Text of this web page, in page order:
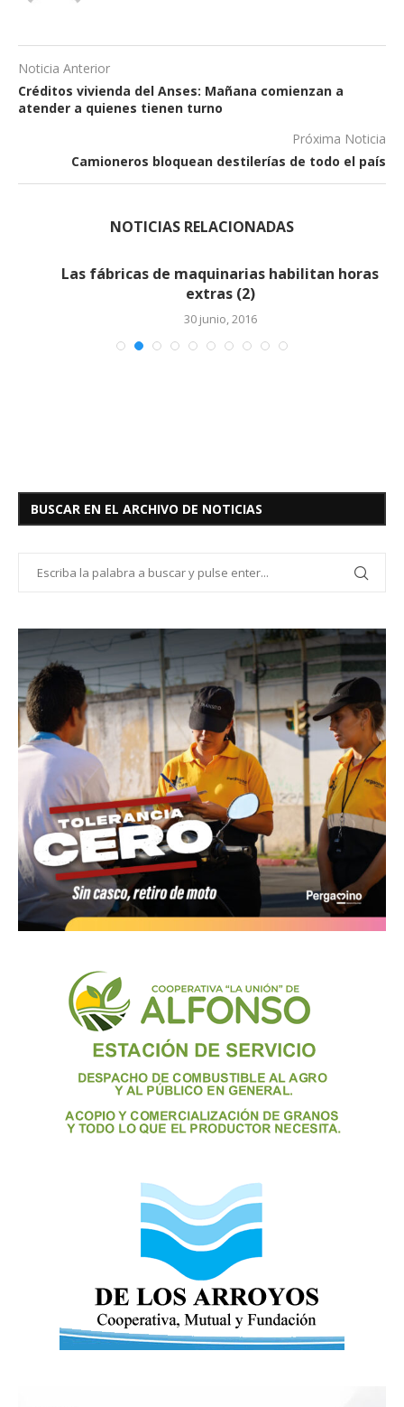
Noticia Anterior
Créditos vivienda del Anses: Mañana comienzan a
atender a quienes tienen turno
Próxima Noticia
Camioneros bloquean destilerías de todo el país
NOTICIAS RELACIONADAS
Las fábricas de maquinarias habilitan horas
extras (2)
30 junio, 2016
BUSCAR EN EL ARCHIVO DE NOTICIAS